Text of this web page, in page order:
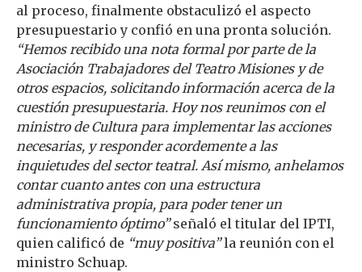
al proceso, finalmente obstaculizó el aspecto
presupuestario y confió en una pronta solución.
“Hemos recibido una nota formal por parte de la
Asociación Trabajadores del Teatro Misiones y de
otros espacios, solicitando información acerca de la
cuestión presupuestaria. Hoy nos reunimos con el
ministro de Cultura para implementar las acciones
necesarias, y responder acordemente a las
inquietudes del sector teatral. Así mismo, anhelamos
contar cuanto antes con una estructura
administrativa propia, para poder tener un
funcionamiento óptimo”señaló el titular del IPTI,
quien calificó de “muy positiva”la reunión con el
ministro Schuap.